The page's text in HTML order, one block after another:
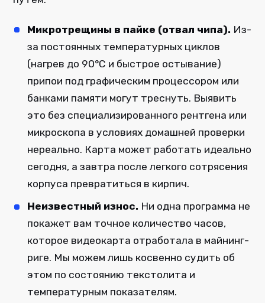
Микротрещины в пайке (отвал чипа). Из-
за постоянных температурных циклов
(нагрев до 90°C и быстрое остывание)
припои под графическим процессором или
банками памяти могут треснуть. Выявить
это без специализированного рентгена или
микроскопа в условиях домашней проверки
нереально. Карта может работать идеально
сегодня, а завтра после легкого сотрясения
корпуса превратиться в кирпич.
Неизвестный износ. Ни одна программа не
покажет вам точное количество часов,
которое видеокарта отработала в майнинг-
риге. Мы можем лишь косвенно судить об
этом по состоянию текстолита и
температурным показателям.